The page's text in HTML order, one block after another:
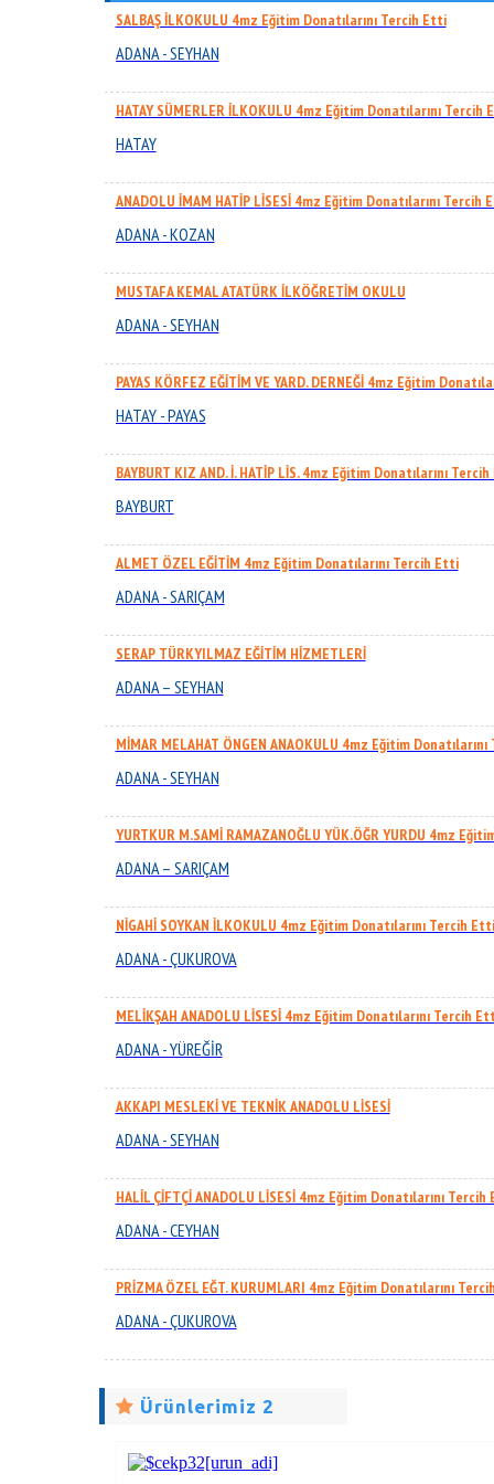
SALBAŞ İLKOKULU 4mz Eğitim Donatılarını Tercih Etti
ADANA - SEYHAN
HATAY SÜMERLER İLKOKULU 4mz Eğitim Donatılarını Tercih
HATAY
ANADOLU İMAM HATİP LİSESİ 4mz Eğitim Donatılarını Tercih
ADANA - KOZAN
MUSTAFA KEMAL ATATÜRK İLKÖĞRETİM OKULU
ADANA - SEYHAN
PAYAS KÖRFEZ EĞİTİM VE YARD. DERNEĞİ 4mz Eğitim
HATAY - PAYAS
BAYBURT KIZ AND. İ. HATİP LİS. 4mz Eğitim Donatılarını
BAYBURT
ALMET ÖZEL EĞİTİM 4mz Eğitim Donatılarını Tercih Etti
ADANA - SARIÇAM
SERAP TÜRKYILMAZ EĞİTİM HİZMETLERİ
ADANA – SEYHAN
MİMAR MELAHAT ÖNGEN ANAOKULU 4mz Eğitim
ADANA - SEYHAN
YURTKUR M.SAMİ RAMAZANOĞLU YÜK.ÖĞR YURDU 4mz
ADANA – SARIÇAM
NİGAHİ SOYKAN İLKOKULU 4mz Eğitim Donatılarını Tercih Etti
ADANA - ÇUKUROVA
MELİKŞAH ANADOLU LİSESİ 4mz Eğitim Donatılarını Tercih
ADANA - YÜREĞİR
AKKAPI MESLEKİ VE TEKNİK ANADOLU LİSESİ
ADANA - SEYHAN
HALİL ÇİFTÇİ ANADOLU LİSESİ 4mz Eğitim Donatılarını
ADANA - CEYHAN
PRİZMA ÖZEL EĞT. KURUMLARI 4mz Eğitim Donatılarını
ADANA - ÇUKUROVA
Ürünlerimiz 2